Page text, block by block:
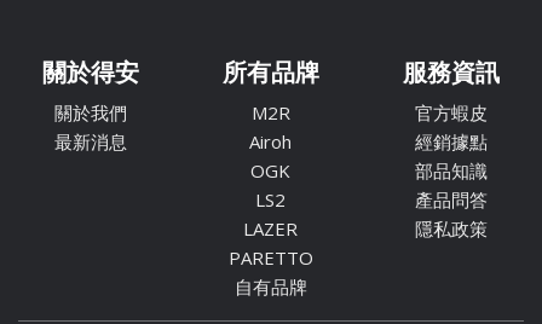
關於得安
關於我們
最新消息
所有品牌
M2R
Airoh
OGK
LS2
LAZER
PARETTO
自有品牌
服務資訊
官方蝦皮
經銷據點
部品知識
產品問答
隱私政策